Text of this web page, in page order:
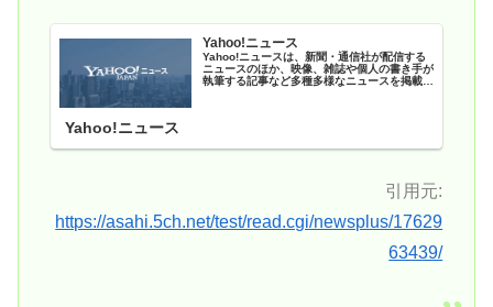
Yahoo!ニュース
Yahoo!ニュースは、新聞・通信社が配信する
ニュースのほか、映像、雑誌や個人の書き手が
執筆する記事など多種多様なニュースを掲載し
Yahoo!ニュース
引用元:
https://asahi.5ch.net/test/read.cgi/newsplus/17629
63439/